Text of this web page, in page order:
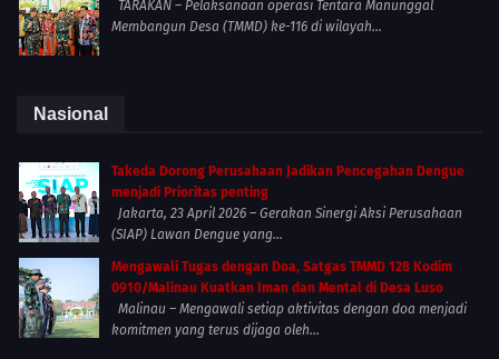
TARAKAN – Pelaksanaan operasi Tentara Manunggal
Membangun Desa (TMMD) ke-116 di wilayah...
Nasional
Takeda Dorong Perusahaan Jadikan Pencegahan Dengue
menjadi Prioritas penting
Jakarta, 23 April 2026 – Gerakan Sinergi Aksi Perusahaan
(SIAP) Lawan Dengue yang...
Mengawali Tugas dengan Doa, Satgas TMMD 128 Kodim
0910/Malinau Kuatkan Iman dan Mental di Desa Luso
Malinau – Mengawali setiap aktivitas dengan doa menjadi
komitmen yang terus dijaga oleh...